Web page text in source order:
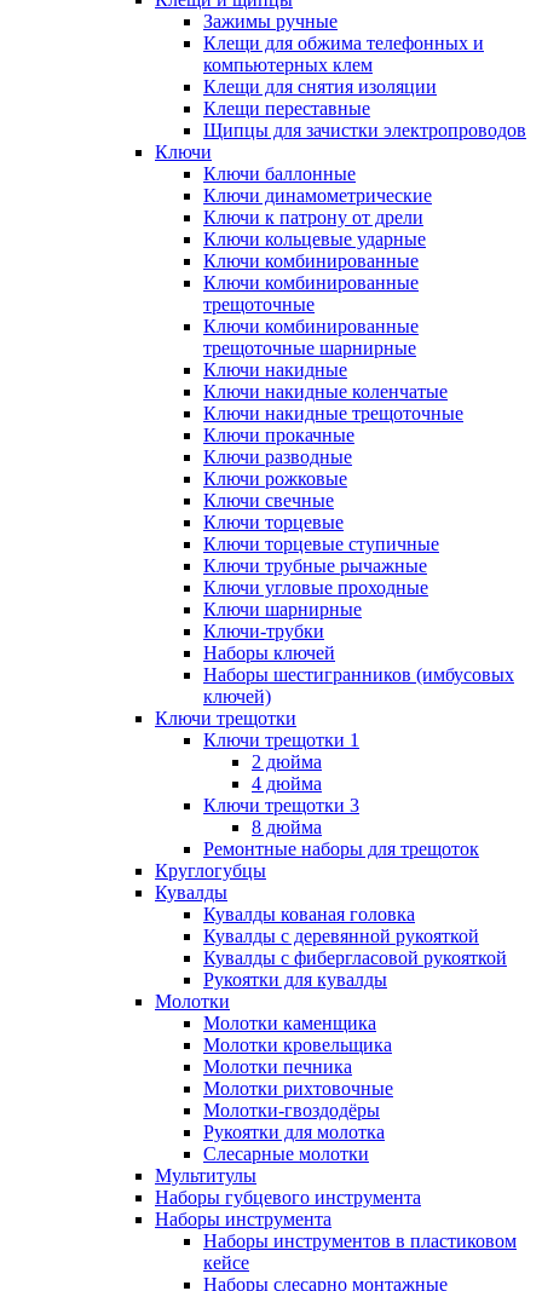
Зажимы ручные
Клещи для обжима телефонных и
компьютерных клем
Клещи для снятия изоляции
Клещи переставные
Щипцы для зачистки электропроводов
Ключи
Ключи баллонные
Ключи динамометрические
Ключи к патрону от дрели
Ключи кольцевые ударные
Ключи комбинированные
Ключи комбинированные
трещоточные
Ключи комбинированные
трещоточные шарнирные
Ключи накидные
Ключи накидные коленчатые
Ключи накидные трещоточные
Ключи прокачные
Ключи разводные
Ключи рожковые
Ключи свечные
Ключи торцевые
Ключи торцевые ступичные
Ключи трубные рычажные
Ключи угловые проходные
Ключи шарнирные
Ключи-трубки
Наборы ключей
Наборы шестигранников (имбусовых
ключей)
Ключи трещотки
Ключи трещотки 1
2 дюйма
4 дюйма
Ключи трещотки 3
8 дюйма
Ремонтные наборы для трещоток
Круглогубцы
Кувалды
Кувалды кованая головка
Кувалды с деревянной рукояткой
Кувалды с фибергласовой рукояткой
Рукоятки для кувалды
Молотки
Молотки каменщика
Молотки кровельщика
Молотки печника
Молотки рихтовочные
Молотки-гвоздодёры
Рукоятки для молотка
Слесарные молотки
Мультитулы
Наборы губцевого инструмента
Наборы инструмента
Наборы инструментов в пластиковом
кейсе
Наборы слесарно монтажные